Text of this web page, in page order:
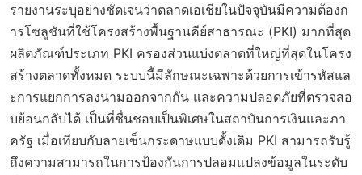
รายงานระบุอย่างชัดเจนว่าตลาดเอเชียในปัจจุบันมีความต้องก
ารโซลูชันที่ใช้โครงสร้างพื้นฐานคีย์สาธารณะ (PKI) มากที่สุด
ผลิตภัณฑ์ประเภท PKI ครองส่วนแบ่งตลาดที่ใหญ่ที่สุดในโครง
สร้างตลาดทั้งหมด ระบบนี้มีลักษณะเฉพาะด้วยการเข้ารหัสแล
ะการแยกการลงนามออกจากกัน และความปลอดภัยที่ตรวจสอ
บย้อนกลับได้ เป็นที่ชื่นชอบเป็นพิเศษในสถาบันการเงินและภา
ครัฐ เมื่อเทียบกับลายเซ็นกระดาษแบบดั้งเดิม PKI สามารถรับรู้
ถึงความสามารถในการป้องกันการปลอมแปลงข้อมูลในระดับ